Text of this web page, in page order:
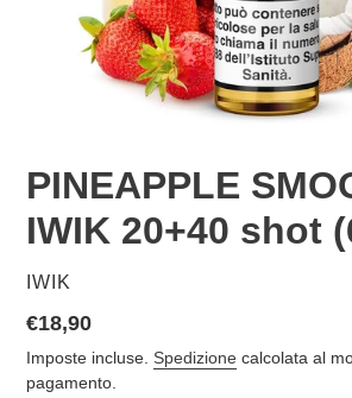
PINEAPPLE
IWIK 20+40 shot
VENDITORE
IWIK
Prezzo
di
listino
€18,90
Imposte incluse. Spedizione calcolata al
pagamento.